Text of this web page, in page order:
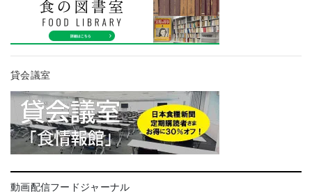
貸会議室
動画配信フードジャーナル